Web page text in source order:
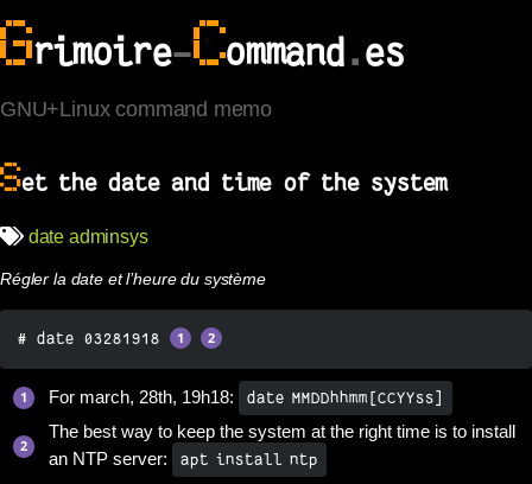
Grimoire-Command.es
GNU+Linux command memo
Set the date and time of the system
date adminsys
Régler la date et l’heure du système
# date 03281918
For march, 28th, 19h18: date MMDDhhmm[CCYYss]
The best way to keep the system at the right time is to install
an NTP server:
apt install ntp